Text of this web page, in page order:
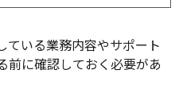
ている業務内容やサポート
前に確認しておく必要があ